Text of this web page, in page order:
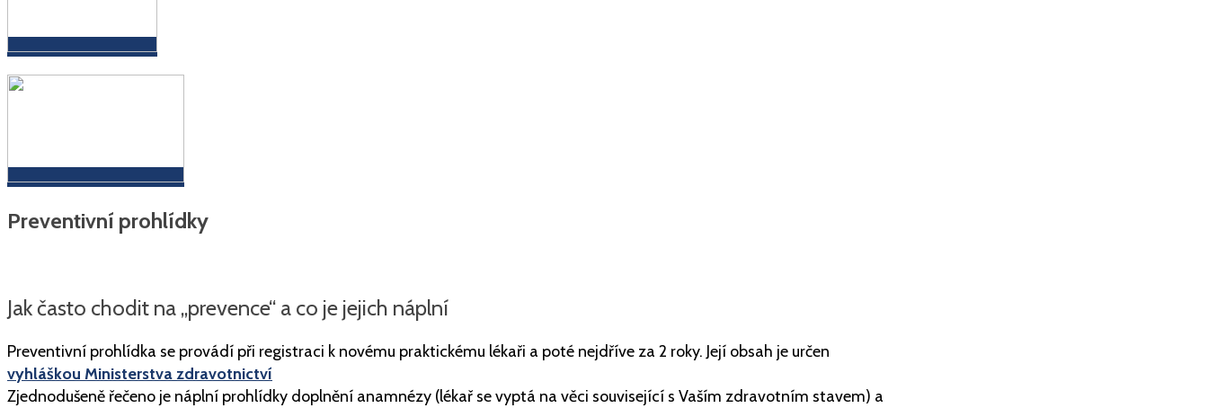
Preventivní prohlídky
Jak často chodit na „prevence“ a co je jejich náplní
Preventivní prohlídka se provádí při registraci k novému praktickému lékaři a poté nejdříve za 2 roky. Její obsah je určen
vyhláškou Ministerstva zdravotnictví
Zjednodušeně řečeno je náplní prohlídky doplnění anamnézy (lékař se vyptá na věci související s Vaším zdravotním stavem) a